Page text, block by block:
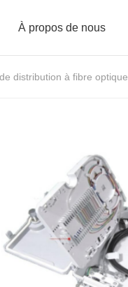
À propos de nous
distribution à fibre optique